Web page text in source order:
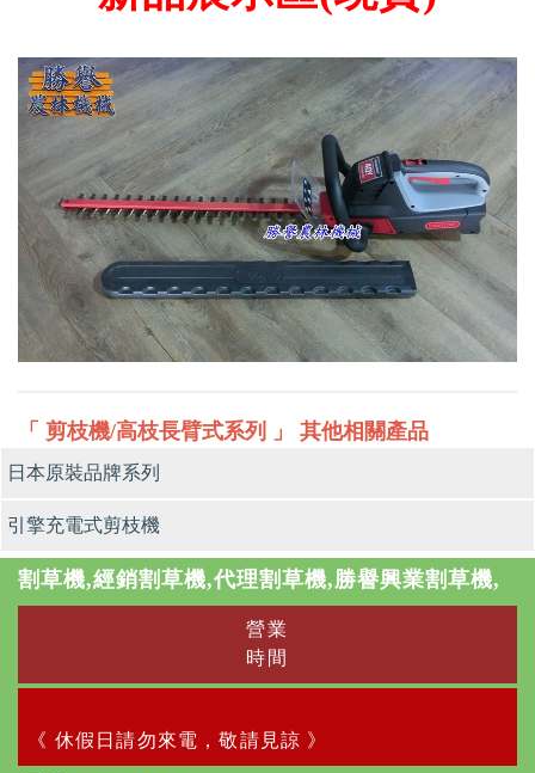
「 剪枝機/高枝長臂式系列 」 其他相關產品
日本原裝品牌系列
引擎充電式剪枝機
割草機,經銷割草機,代理割草機,勝譽興業割草機,
營業
時間
《 休假日請勿來電，敬請見諒 》